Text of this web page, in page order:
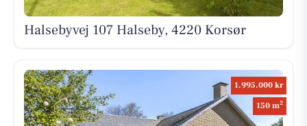
Halsebyvej 107 Halseby, 4220 Korsør
1.995.000 kr
150 m2